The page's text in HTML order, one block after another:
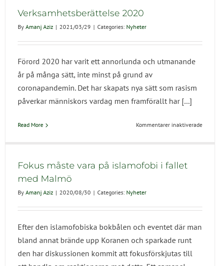
ett
Verksamhetsberättelse 2020
By Amanj Aziz | 2021/03/29 | Categories: Nyheter
Förord 2020 har varit ett annorlunda och utmanande
år på många sätt, inte minst på grund av
coronapandemin. Det har skapats nya sätt som rasism
påverkar människors vardag men framförallt har [...]
Read More Kommentarer inaktiveradeför
Fokus måste vara på islamofobi i fallet
med Malmö
By Amanj Aziz | 2020/08/30 | Categories: Nyheter
Efter den islamofobiska bokbålen och eventet där man
bland annat brände upp Koranen och sparkade runt
den har diskussionen kommit att fokusförskjutas till